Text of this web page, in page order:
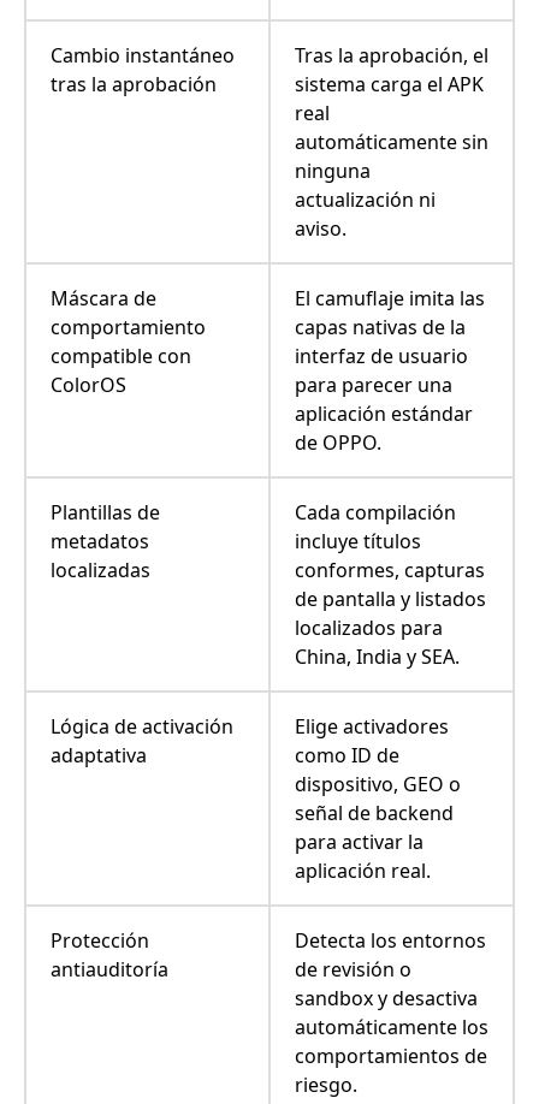
Cambio instantáneo
tras la aprobación
Tras la aprobación, el
sistema carga el APK
real
automáticamente sin
ninguna
actualización ni
aviso.
Máscara de
comportamiento
compatible con
ColorOS
El camuflaje imita las
capas nativas de la
interfaz de usuario
para parecer una
aplicación estándar
de OPPO.
Plantillas de
metadatos
localizadas
Cada compilación
incluye títulos
conformes, capturas
de pantalla y listados
localizados para
China, India y SEA.
Lógica de activación
adaptativa
Elige activadores
como ID de
dispositivo, GEO o
señal de backend
para activar la
aplicación real.
Protección
antiauditoría
Detecta los entornos
de revisión o
sandbox y desactiva
automáticamente los
comportamientos de
riesgo.